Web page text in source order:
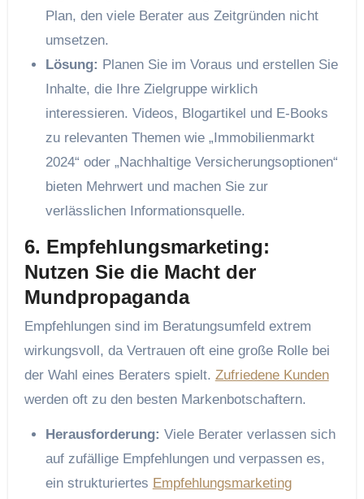
Plan, den viele Berater aus Zeitgründen nicht
umsetzen.
Lösung: Planen Sie im Voraus und erstellen Sie
Inhalte, die Ihre Zielgruppe wirklich
interessieren. Videos, Blogartikel und E-Books
zu relevanten Themen wie „Immobilienmarkt
2024“ oder „Nachhaltige Versicherungsoptionen“
bieten Mehrwert und machen Sie zur
verlässlichen Informationsquelle.
6. Empfehlungsmarketing:
Nutzen Sie die Macht der
Mundpropaganda
Empfehlungen sind im Beratungsumfeld extrem
wirkungsvoll, da Vertrauen oft eine große Rolle bei
der Wahl eines Beraters spielt. Zufriedene Kunden
werden oft zu den besten Markenbotschaftern.
Herausforderung: Viele Berater verlassen sich
auf zufällige Empfehlungen und verpassen es,
ein strukturiertes Empfehlungsmarketing